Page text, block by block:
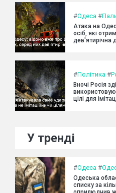
#Одеса #
Атака на
осіб, які
дев'ятирічна
#Політика #
Вночі Росія
цілі для
У тренді
#Одеса #
Одеська
списку за